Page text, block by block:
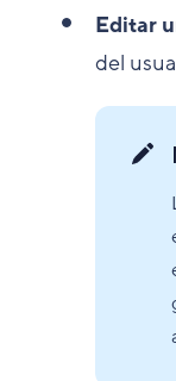
Editar
del